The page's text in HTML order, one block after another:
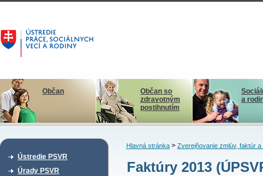
Občan
Občan so
zdravotným
postihnutím
a
Ústredie PSVR
Úrady PSVR
Hlavná stránka> Zverejňovanie zmlúv, faktúr a
Faktúry 2013